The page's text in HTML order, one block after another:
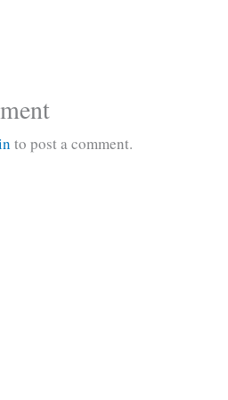
to post a comment.